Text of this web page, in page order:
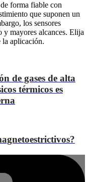
forma fiable con
que suponen un
los sensores
y mayores alcances. Elija
la aplicación.
de gases de alta
térmicos es